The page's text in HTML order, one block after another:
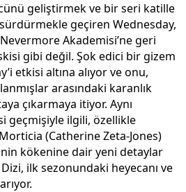
geliştirmek ve bir seri katille
geçiren Wednesday,
Akademisi’ne geri
gibi değil. Şok edici bir gizem
etkisi altına alıyor ve onu,
arasındaki karanlık
çıkarmaya itiyor. Aynı
geçmişiyle ilgili, özellikle
(Catherine Zeta-Jones)
kökenine dair yeni detaylar
ilk sezonundaki heyecanı ve